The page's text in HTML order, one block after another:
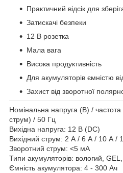
Практичний відсік для
Затискачі безпеки
12 В розетка
Мала вага
Висока продуктивність
Для акумуляторів ємністю
Захист від зворотної
Номінальна напруга (В) /
струм) / 50 Гц
Вихідна напруга: 12 В (DC)
Вихідний струм: 2 А / 6 А / 10 А /
Зворотний струм: <5 мА
Типи акумуляторів: вологий,
Ємність акумулятора: 4 - 300 Ач